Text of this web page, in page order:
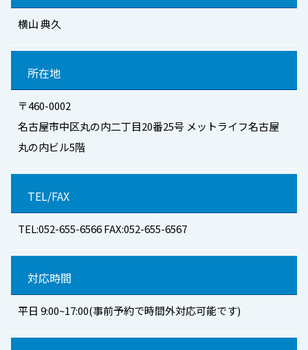
横山 典久
所在地
〒460-0002
名古屋市中区丸の内二丁目20番25号 メットライフ名古屋
丸の内ビル5階
TEL/FAX
TEL:052-655-6566 FAX:052-655-6567
対応時間
平日 9:00~17:00(事前予約で時間外対応可能です)